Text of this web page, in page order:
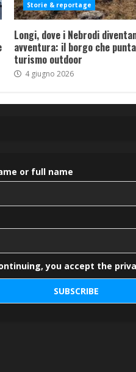
Storie & reportage
Longi, dove i Nebrodi
avventura: il borgo che
turismo outdoor
4 giugno 2026
or full name
you accept the